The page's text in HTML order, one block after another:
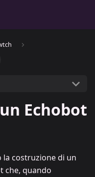
Echobot
costruzione di un
che, quando